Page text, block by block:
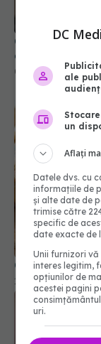
06 feb 2026, 19:22
Cum salvezi
10 feb 2026, 20:00
DC
ale
un
Aflați
Datele dvs. cu
informațiile de
și alte date de
trimise către
specific de
date exacte
Unii furnizori
interes legitim,
opțiunilor de
acestei pagini
uri.